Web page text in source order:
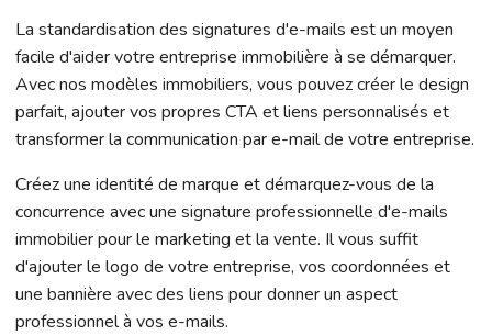
La standardisation des signatures d'e-mails est un moyen
facile d'aider votre entreprise immobilière à se démarquer.
Avec nos modèles immobiliers, vous pouvez créer le design
parfait, ajouter vos propres CTA et liens personnalisés et
transformer la communication par e-mail de votre entreprise.
Créez une identité de marque et démarquez-vous de la
concurrence avec une signature professionnelle d'e-mails
immobilier pour le marketing et la vente. Il vous suffit
d'ajouter le logo de votre entreprise, vos coordonnées et
une bannière avec des liens pour donner un aspect
professionnel à vos e-mails.